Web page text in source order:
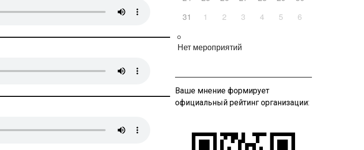
31
1 2 3 4 5 6
Нет мероприятий
Ваше мнение формирует
официальный рейтинг организации: